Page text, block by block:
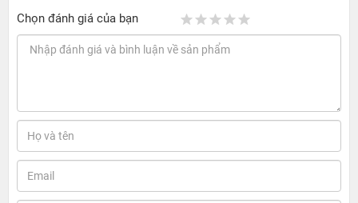
Chọn đánh giá của bạn